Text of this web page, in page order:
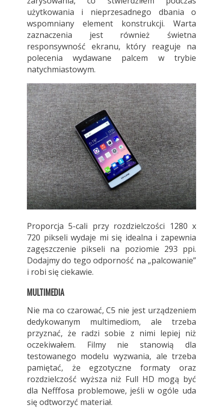
użytkowania i nieprzesadnego dbania o
wspomniany element konstrukcji. Warta
zaznaczenia jest również świetna
responsywność ekranu, który reaguje na
polecenia wydawane palcem w trybie
natychmiastowym.
Proporcja 5-cali przy rozdzielczości 1280 x
720 pikseli wydaje mi się idealna i zapewnia
zagęszczenie pikseli na poziomie 293 ppi.
Dodajmy do tego odporność na „palcowanie”
i robi się ciekawie.
MULTIMEDIA
Nie ma co czarować, C5 nie jest urządzeniem
dedykowanym multimediom, ale trzeba
przyznać, że radzi sobie z nimi lepiej niż
oczekiwałem. Filmy nie stanowią dla
testowanego modelu wyzwania, ale trzeba
pamiętać, że egzotyczne formaty oraz
rozdzielczość wyższa niż Full HD mogą być
dla Nefffosa problemowe, jeśli w ogóle uda
się odtworzyć materiał.